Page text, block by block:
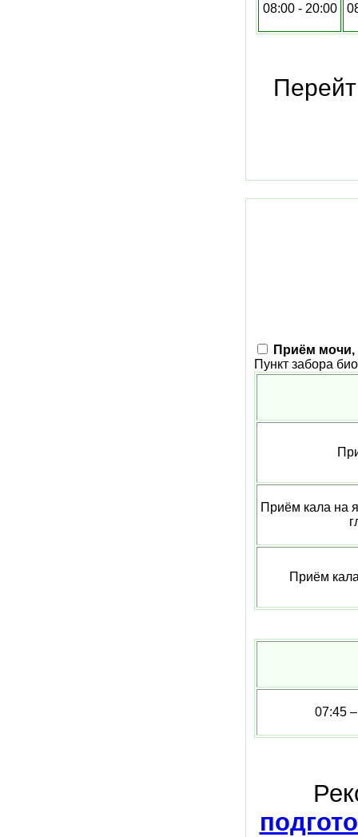
08:00 - 20:00
Приём мочи,
Пункт забора
Приём кала на
Приём
07:45